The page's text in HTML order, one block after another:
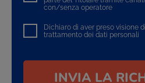
con/senza operatore
Dichiaro di aver preso visione
trattamento dei dati personali
INVIA LA